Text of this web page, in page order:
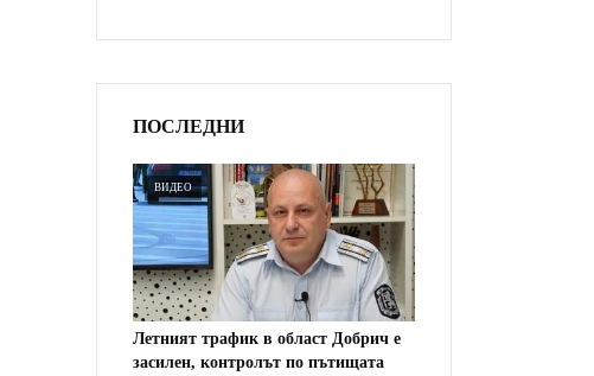
ПОСЛЕДНИ
ВИДЕО
Летният трафик в област Добрич е
засилен, контролът по пътищата